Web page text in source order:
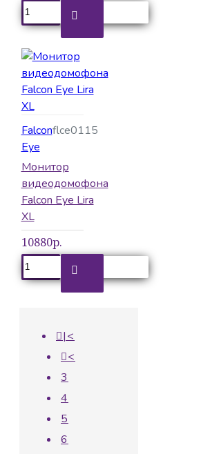
Falcon
Eye
flce0115
Монитор
видеодомофона
Falcon Eye Lira
XL
10880р.
|<
<
3
4
5
6